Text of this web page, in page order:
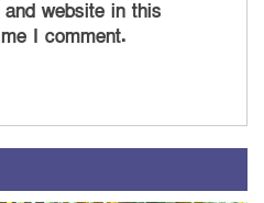
website in this
I comment.